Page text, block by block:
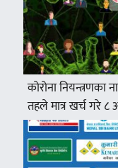
कोरोना नियन्त्रणका
तहले मात्र खर्च गरे ८